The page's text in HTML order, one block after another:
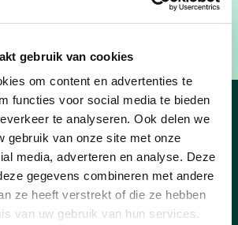
gebruik van cookies
om content en advertenties te
functies voor social media te bieden
te analyseren. Ook delen we
gebruik van onze site met onze
media, adverteren en analyse. Deze
gegevens combineren met andere
ze heeft verstrekt of die ze hebben
van uw gebruik van hun services.